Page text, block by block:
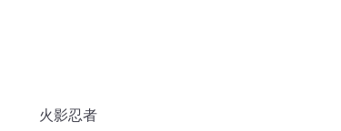
火影忍者